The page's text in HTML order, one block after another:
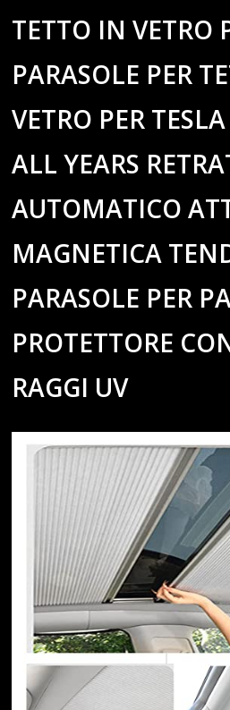
TETTO IN VETRO
PARASOLE PER
VETRO PER
ALL YEARS
AUTOMATICO
MAGNETICA
PARASOLE PER
PROTETTORE
RAGGI UV